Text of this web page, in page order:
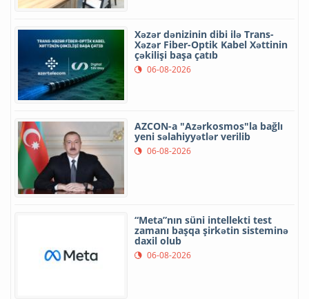
Xəzər dənizinin dibi ilə Trans-
Xəzər Fiber-Optik Kabel Xəttinin
çəkilişi başa çatıb
06-08-2026
AZCON-a "Azərkosmos"la bağlı
yeni səlahiyyətlər verilib
06-08-2026
“Meta”nın süni intellekti test
zamanı başqa şirkətin sisteminə
daxil olub
06-08-2026